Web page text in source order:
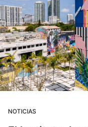
NOTICIAS